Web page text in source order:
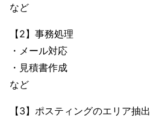
など
【2】事務処理
・メール対応
・見積書作成
など
【3】ポスティングのエリア抽出